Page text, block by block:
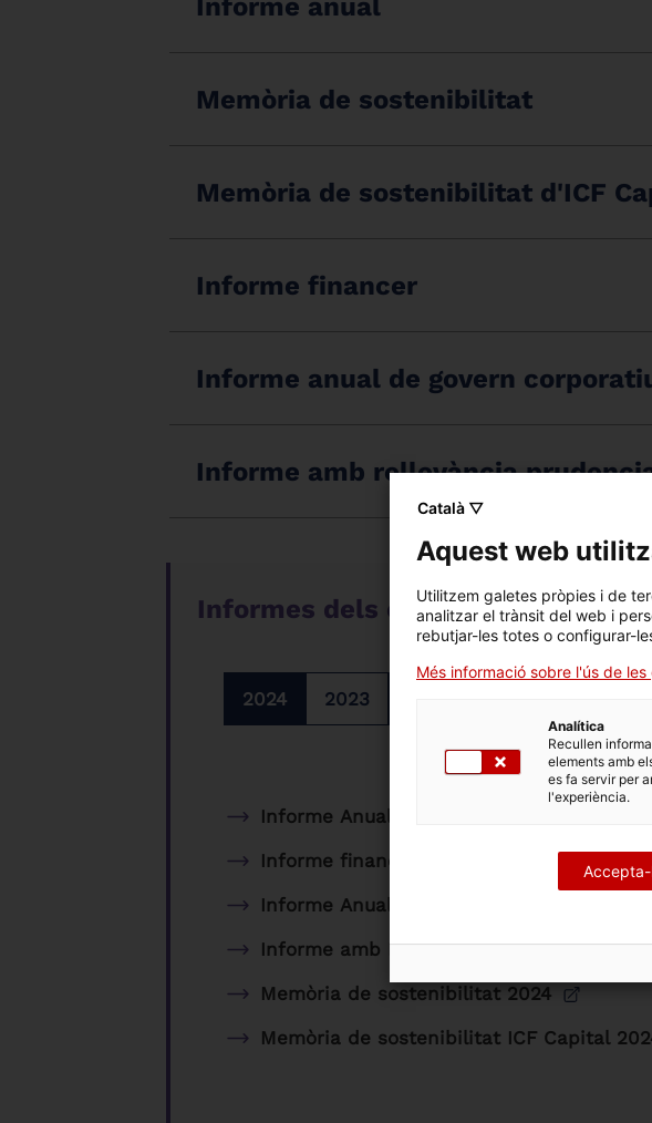
Memòria de sostenibilitat
Memòria de sostenibilitat d'ICF
Informe financer
Informe anual de govern
Informe amb rellevància
Informes dels exercicis anteriors
2024 2023
Informe Anual 2024
Informe financer 2024
Informe Anual de Govern Corporatiu 2024
Informe amb Rellevància Prudencial 2024
Memòria de sostenibilitat 2024
Memòria de sostenibilitat ICF Capital
Català ▽
Aquest web
Utilitzem galetes pròpies i de
analitzar el trànsit del web i
rebutjar-les totes o configurar-
Més informació sobre l'ús de
Analítica
Recullen
elements amb
es fa servir per
l'experiència.